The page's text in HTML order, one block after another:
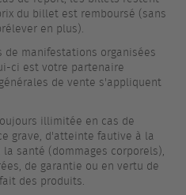
du billet est remboursé (sans
en plus).
de manifestations organisées
ci est votre partenaire
de vente s'appliquent
illimitée en cas de
grave, d'atteinte fautive à la
santé (dommages corporels),
de garantie ou en vertu de
des produits.